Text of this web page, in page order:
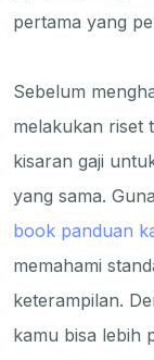
pertama yang
Sebelum
melakukan riset
kisaran gaji
yang sama.
book panduan
memahami
keterampilan.
kamu bisa lebih